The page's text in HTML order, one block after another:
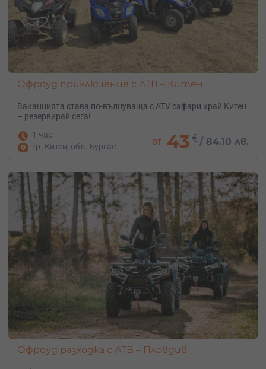
Офроуд приключение с АТВ – Китен
Ваканцията става по-вълнуваща с ATV сафари край Китен
– резервирай сега!
1 час
гр. Китен, обл. Бургас
от 43 € /84.10 лв.
Офроуд разходка с АТВ – Пловдив